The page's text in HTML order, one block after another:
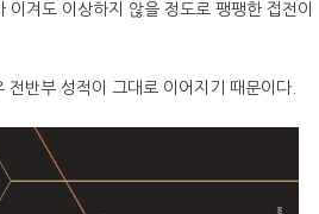
겨도 이상하지 않을 정도로 팽팽한 접전이
반부 성적이 그대로 이어지기 때문이다.